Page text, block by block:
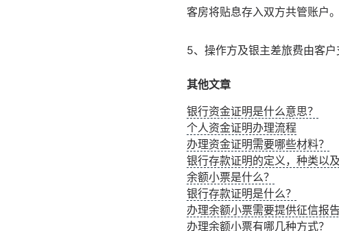
客房将贴息存入双方共管账户
5、操作方及银主差旅费由客户
其他文章
银行资金证明是什么意思？
个人资金证明办理流程
办理资金证明需要哪些材料？
银行存款证明的定义，种类以
余额小票是什么？
银行存款证明是什么？
办理余额小票需要提供征信报告
办理余额小票有哪几种方式？